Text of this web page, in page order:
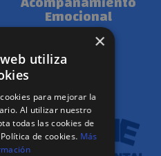
Emocional
×
utiliza
para mejorar la
Al utilizar nuestro
todas las cookies de
de cookies. Más